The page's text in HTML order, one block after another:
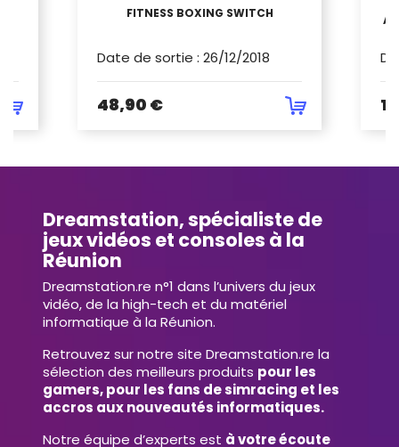
FITNESS BOXING SWITCH
Date de sortie : 26/12/2018
48,90 €
Dreamstation, spécialiste de
jeux vidéos et consoles à la
Réunion
Dreamstation.re n°1 dans l’univers du jeux
vidéo, de la high-tech et du matériel
informatique à la Réunion.
Retrouvez sur notre site Dreamstation.re la
sélection des meilleurs produits pour les
gamers, pour les fans de simracing et les
accros aux nouveautés informatiques.
Notre équipe d’experts est à votre écoute